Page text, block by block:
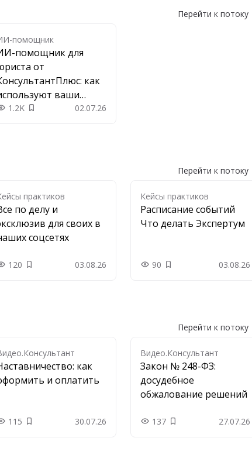
Перейти к потоку
помощник
помощник для
от
как
ваши
1.2K Добавить в закладки
02.07.26
Перейти к потоку
практиков
по делу и
для своих в
соцсетях
120 Добавить в закладки
03.08.26
Кейсы практиков
Расписание событий
Что делать Экспертум
90 Добавить в закладки
03.08.26
Перейти к потоку
как
и оплатить
115 Добавить в закладки
30.07.26
Видео.Консультант
Закон № 248-ФЗ:
досудебное
обжалование решений
137 Добавить в закладки
27.07.26